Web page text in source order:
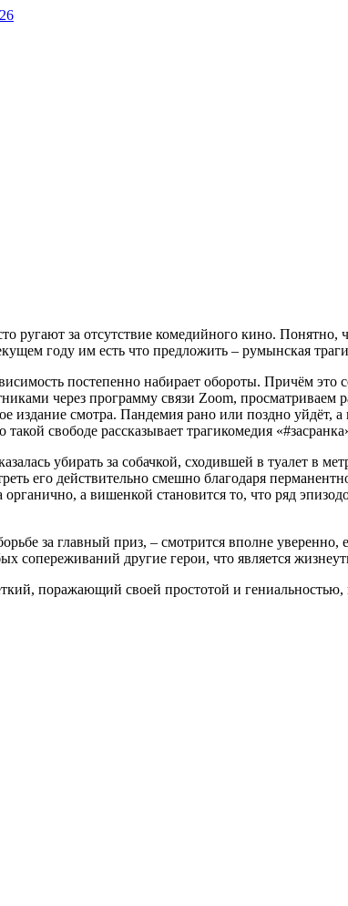
за отсутствие комедийного кино. Понятно,
году им есть что предложить – румынская
постепенно набирает обороты. Причём это
через программу связи Zoom, просматриваем
издание смотра. Пандемия рано или поздно уйдёт,
свободе рассказывает трагикомедия
убирать за собачкой, сходившей в туалет в
его действительно смешно благодаря
а вишенкой становится то, что ряд
за главный приз, – смотрится вполне уверенно,
сопереживаний другие герои, что является
поражающий своей простотой и